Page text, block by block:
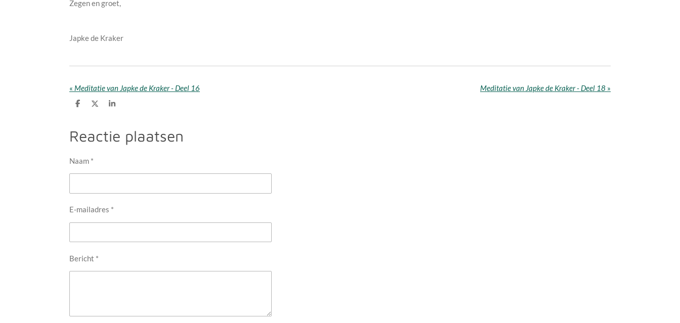
Zegen en groet,
Japke de Kraker
« Meditatie van Japke de Kraker - Deel 16 Meditatie van Japke de Kraker - Deel 18 »
D
n
D
S
e
Reactie plaatsen
Naam *
E-mailadres *
Bericht *